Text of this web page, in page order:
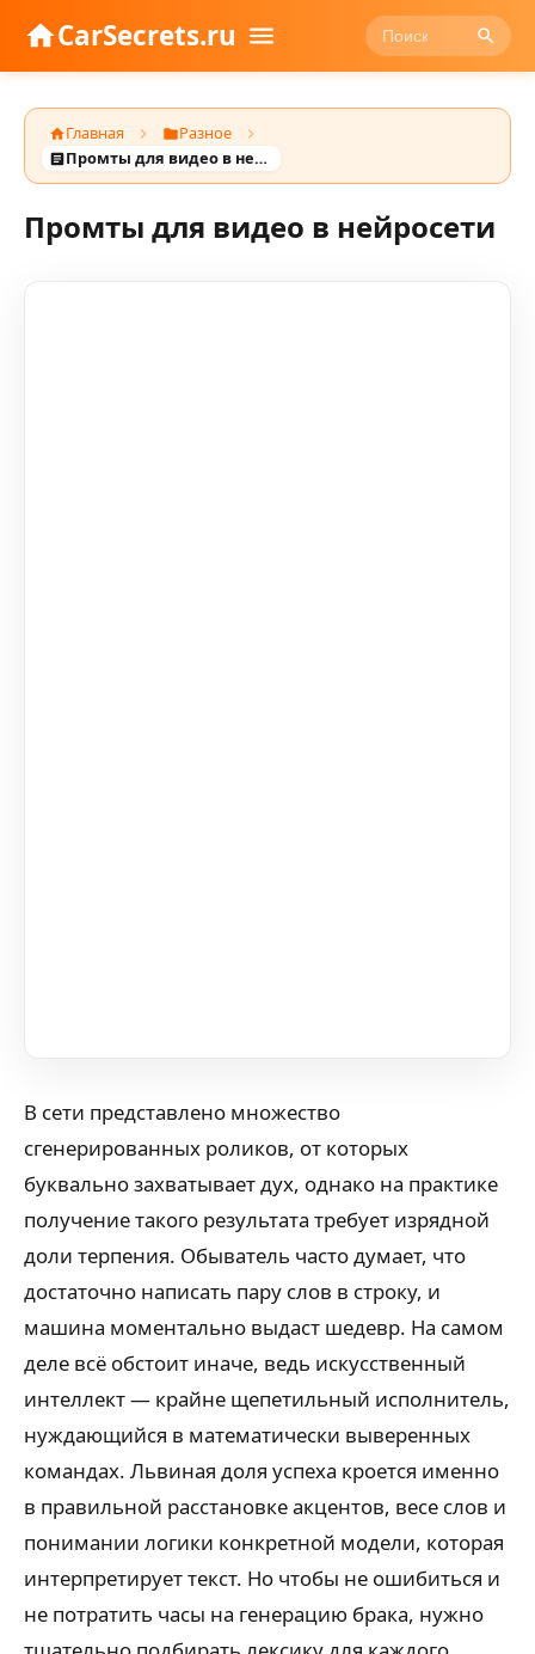
CarSecrets.ru
Главная
Разное
Промты для видео в нейросети
Промты для видео в нейросети
В сети представлено множество
сгенерированных роликов, от которых
буквально захватывает дух, однако на практике
получение такого результата требует изрядной
доли терпения. Обыватель часто думает, что
достаточно написать пару слов в строку, и
машина моментально выдаст шедевр. На самом
деле всё обстоит иначе, ведь искусственный
интеллект — крайне щепетильный исполнитель,
нуждающийся в математически выверенных
командах. Львиная доля успеха кроется именно
в правильной расстановке акцентов, весе слов и
понимании логики конкретной модели, которая
интерпретирует текст. Но чтобы не ошибиться и
не потратить часы на генерацию брака, нужно